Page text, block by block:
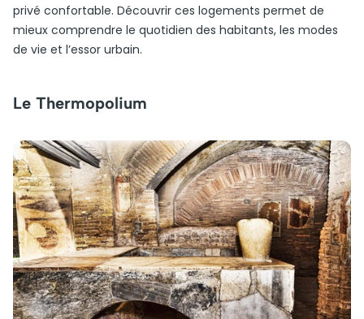
privé confortable. Découvrir ces logements permet de
mieux comprendre le quotidien des habitants, les modes
de vie et l’essor urbain.
Le Thermopolium